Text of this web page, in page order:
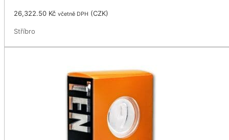
26,322.50 Kč včetně DPH (CZK)
Stříbro